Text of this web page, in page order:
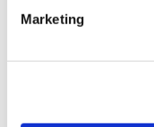
Marketing